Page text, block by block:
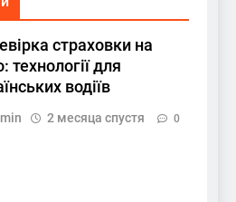
страховки на
технології для
водіїв
2 месяца спустя 0